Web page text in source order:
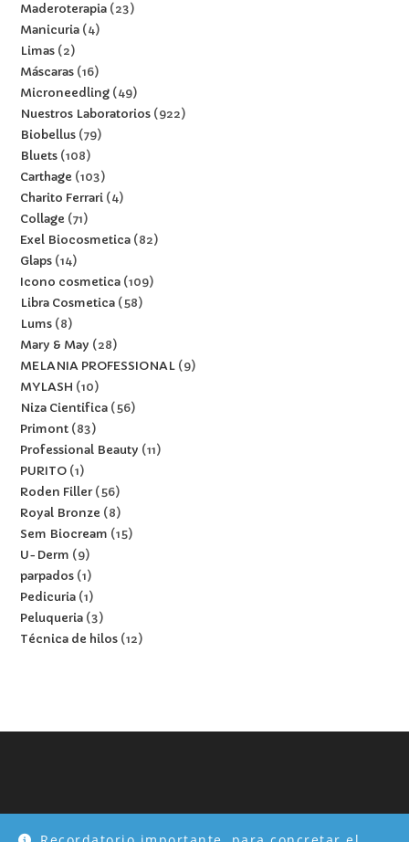
Maderoterapia 23
Manicuria 4
Limas 2
Máscaras 16
Microneedling 49
Nuestros Laboratorios 922
Biobellus 79
Bluets 108
Carthage
103
Charito Ferrari 4
Collage
71
Exel Biocosmetica 82
Glaps 14
Icono cosmetica 109
Libra Cosmetica 58
Lums 8
Mary & May
28
MELANIA PROFESSIONAL 9
MYLASH
10
Niza Cientifica 56
Primont 83
Professional Beauty
11
PURITO 1
Roden Filler 56
Royal Bronze
8
Sem Biocream
15
U-Derm
9
parpados 1
Pedicuria 1
Peluqueria 3
Técnica de hilos 12
Inicio Tienda Nosotros Mi cuenta Formulario Profesional